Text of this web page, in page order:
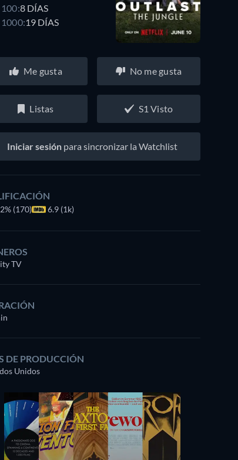
8 DÍAS
1000:19 DÍAS
Me gusta No me gusta
Listas S1 Visto
Iniciar sesión para sincronizar la Watchlist
(170) 6.9 (1k)
TV
DE PRODUCCIÓN
Unidos